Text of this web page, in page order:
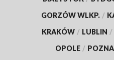
GORZÓW WLKP. /
KRAKÓW / LUBLIN /
OPOLE /